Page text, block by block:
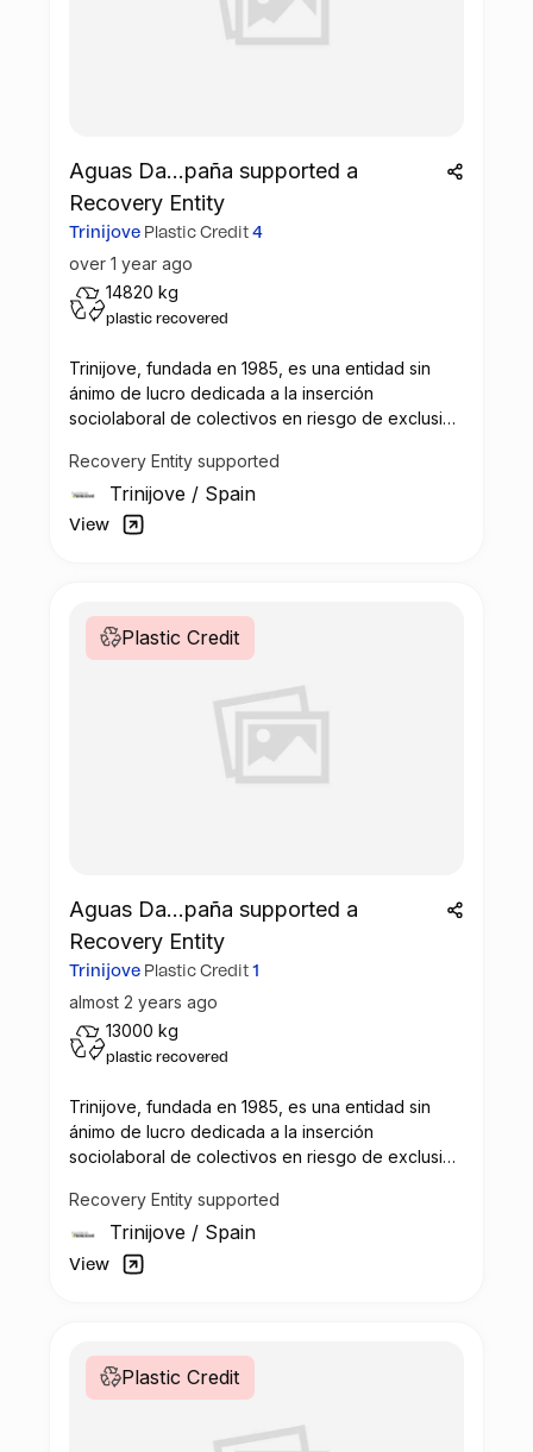
Aguas Da...paña supported a
Recovery Entity
Trinijove Plastic Credit 4
over 1 year ago
14820 kg
plastic recovered
Trinijove, fundada en 1985, es una entidad sin
ánimo de lucro dedicada a la inserción
sociolaboral de colectivos en riesgo de exclusión
formación y promoción ocupacional. A través de
su empresa de inserción, Trinijove realiza tareas
en sectores como el reciclaje, la gestión de
Recovery Entity supported
Trinijove / Spain
View
Plastic Credit
Aguas Da...paña supported a
Recovery Entity
Trinijove Plastic Credit 1
almost 2 years ago
13000 kg
plastic recovered
Trinijove, fundada en 1985, es una entidad sin
ánimo de lucro dedicada a la inserción
sociolaboral de colectivos en riesgo de exclusión
formación y promoción ocupacional. A través de
su empresa de inserción, Trinijove realiza tareas
en sectores como el reciclaje, la gestión de
residuos, jardinería, y la rehabilitación
Recovery Entity supported
Trinijove / Spain
View
Plastic Credit